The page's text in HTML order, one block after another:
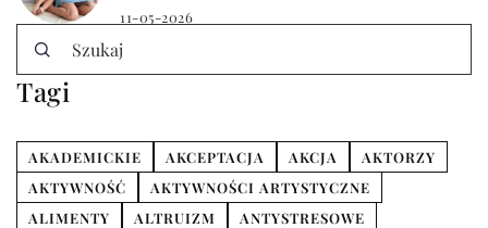
11-05-2026
Tagi
AKADEMICKIE AKCEPTACJA AKCJA
AKTORZY
AKTYWNOŚĆ
AKTYWNOŚCI ARTYSTYCZNE
ALIMENTY
ALTRUIZM
ANTYSTRESOWE